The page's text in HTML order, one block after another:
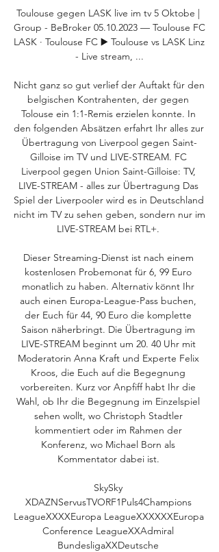
Toulouse gegen LASK live im tv 5 Oktobe |
Group - BeBroker 05.10.2023 — Toulouse FC
LASK · Toulouse FC ▶️ Toulouse vs LASK Linz
- Live stream, ...
Nicht ganz so gut verlief der Auftakt für den
belgischen Kontrahenten, der gegen
Tolouse ein 1:1-Remis erzielen konnte. In
den folgenden Absätzen erfahrt Ihr alles zur
Übertragung von Liverpool gegen Saint-
Gilloise im TV und LIVE-STREAM. FC
Liverpool gegen Union Saint-Gilloise: TV,
LIVE-STREAM - alles zur Übertragung Das
Spiel der Liverpooler wird es in Deutschland
nicht im TV zu sehen geben, sondern nur im
LIVE-STREAM bei RTL+.
Dieser Streaming-Dienst ist nach einem
kostenlosen Probemonat für 6, 99 Euro
monatlich zu haben. Alternativ könnt Ihr
auch einen Europa-League-Pass buchen,
der Euch für 44, 90 Euro die komplette
Saison näherbringt. Die Übertragung im
LIVE-STREAM beginnt um 20. 40 Uhr mit
Moderatorin Anna Kraft und Experte Felix
Kroos, die Euch auf die Begegnung
vorbereiten. Kurz vor Anpfiff habt Ihr die
Wahl, ob Ihr die Begegnung im Einzelspiel
sehen wollt, wo Christoph Stadtler
kommentiert oder im Rahmen der
Konferenz, wo Michael Born als
Kommentator dabei ist.
SkySky
XDAZNServusTVORF1Puls4Champions
LeagueXXXXEuropa LeagueXXXXXXEuropa
Conference LeagueXXAdmiral
BundesligaXXDeutsche